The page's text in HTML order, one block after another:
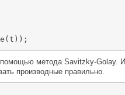
метода Savitzky-Golay.
производные правильно.